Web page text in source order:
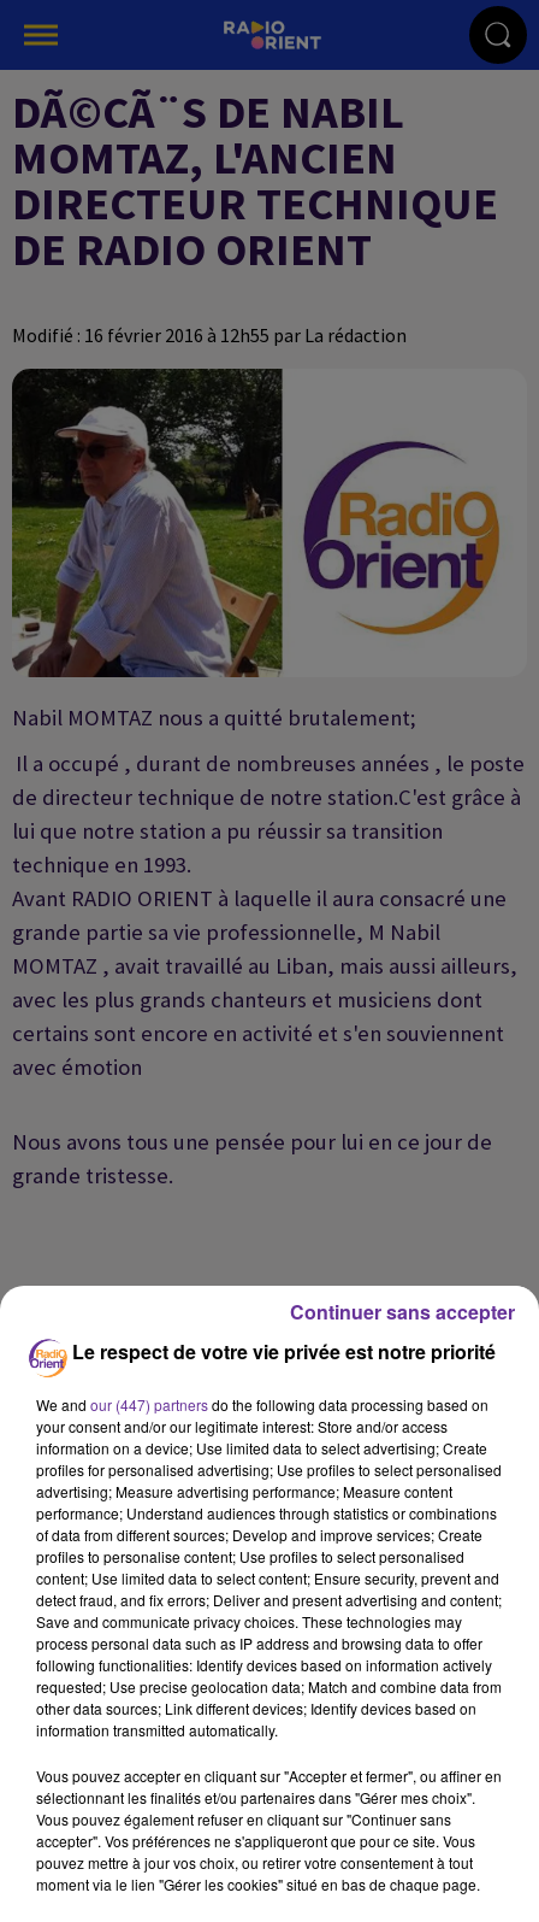
DÃ©CÃ¨S DE NABIL
MOMTAZ, L'ANCIEN
DIRECTEUR TECHNIQUE
DE RADIO ORIENT
Modifié : 16 février 2016 à 12h55 par La rédaction
Nabil MOMTAZ nous a quitté brutalement;
Il a occupé , durant de nombreuses années , le poste
de directeur technique de notre station.C'est grâce à
lui que notre station a pu réussir sa transition
technique en 1993.
Avant RADIO ORIENT à laquelle il aura consacré une
grande partie sa vie professionnelle, M Nabil
MOMTAZ , avait travaillé au Liban, mais aussi ailleurs,
avec les plus grands chanteurs et musiciens dont
certains sont encore en activité et s'en souviennent
avec émotion
Nous avons tous une pensée pour lui en ce jour de
grande tristesse.
LA PLAYLIST
13h56
13h56
Kalam 3einik 2026
13h55
13h55
Fady Shewaya 2021
13h21
13h21
Medley 01 2009
Le respect de votre vie privée est notre priorité
We and our (447) partnersdo the following data processing based on
your consent and/or our legitimate interest: Store and/or access
information on a device; Use limited data to select advertising; Create
profiles for personalised advertising; Use profiles to select personalised
advertising; Measure advertising performance; Measure content
performance; Understand audiences through statistics or combinations
of data from different sources; Develop and improve services; Create
profiles to personalise content; Use profiles to select personalised
content; Use limited data to select content; Ensure security, prevent and
detect fraud, and fix errors; Deliver and present advertising and content;
Save and communicate privacy choices. These technologies may
process personal data such as IP address and browsing data to offer
following functionalities: Identify devices based on information actively
requested; Use precise geolocation data; Match and combine data from
other data sources; Link different devices; Identify devices based on
information transmitted automatically.
Vous pouvez accepter en cliquant sur "Accepter et fermer", ou affiner en
sélectionnant les finalités et/ou partenaires dans "Gérer mes choix".
Vous pouvez également refuser en cliquant sur "Continuer sans
accepter". Vos préférences ne s'appliqueront que pour ce site. Vous
pouvez mettre à jour vos choix, ou retirer votre consentement à tout
moment via le lien "Gérer les cookies" situé en bas de chaque page.
Continuer sans accepter